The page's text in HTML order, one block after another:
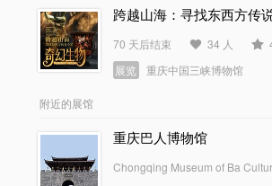
跨越山海：寻找东西方传
70 天后结束 34 人
展览
重庆中国三峡博物馆
附近的展馆
重庆巴人博物馆
Chongqing Museum of Ba